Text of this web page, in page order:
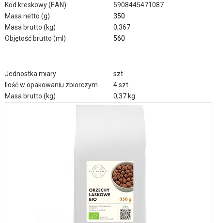
Kod kreskowy (EAN)
5908445471087
Masa netto (g)
350
Masa brutto (kg)
0,367
Objętość brutto (ml)
560
Jednostka miary
szt
Ilość w opakowaniu zbiorczym
4 szt
Masa brutto (kg)
0,37 kg